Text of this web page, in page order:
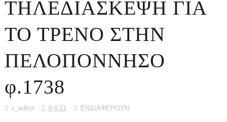
ΤΗΛΕΔΙΑΣΚΕΨΗ ΓΙΑ
ΤΟ ΤΡΕΝΟ ΣΤΗΝ
ΠΕΛΟΠΟΝΝΗΣΟ
φ.1738
v_editor 9.4.21 ΕΝΔΙΑΦΕΡΟΥΝ